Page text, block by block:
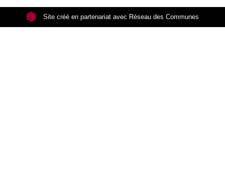
Site créé en partenariat avec Réseau des Communes